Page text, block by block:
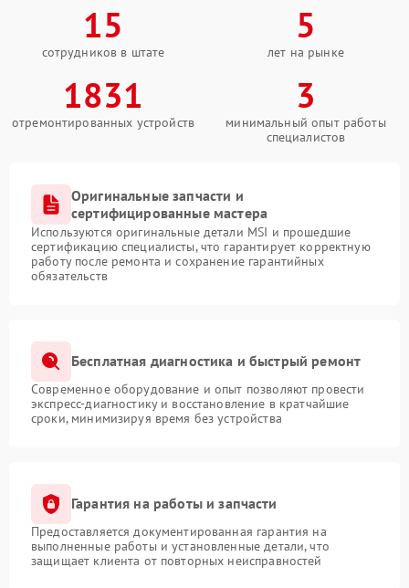
15
сотрудников в штате
5
лет на рынке
1831
отремонтированных устройств
3
минимальный опыт работы
специалистов
Оригинальные запчасти и
сертифицированные мастера
Используются оригинальные детали MSI и прошедшие
сертификацию специалисты, что гарантирует корректную
работу после ремонта и сохранение гарантийных
обязательств
Бесплатная диагностика и быстрый ремонт
Современное оборудование и опыт позволяют провести
экспресс-диагностику и восстановление в кратчайшие
сроки, минимизируя время без устройства
Гарантия на работы и запчасти
Предоставляется документированная гарантия на
выполненные работы и установленные детали, что
защищает клиента от повторных неисправностей